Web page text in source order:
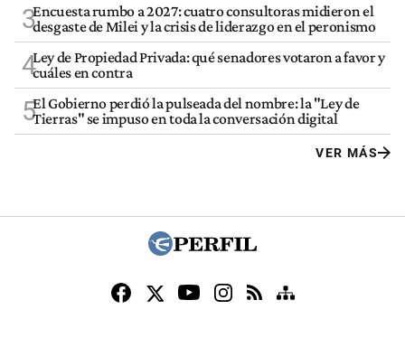
3Encuesta rumbo a 2027: cuatro consultoras midieron el
desgaste de Milei y la crisis de liderazgo en el peronismo
4Ley de Propiedad Privada: qué senadores votaron a favor y
cuáles en contra
5El Gobierno perdió la pulseada del nombre: la "Ley de
Tierras" se impuso en toda la conversación digital
VER MÁS